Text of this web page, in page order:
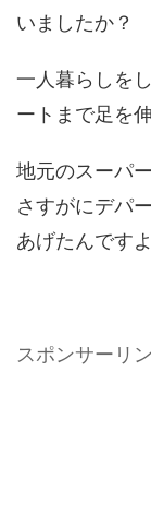
いましたか？
一人暮らしを
ートまで足を
地元のスーパ
さすがにデパ
あげたんですよ
スポンサーリ